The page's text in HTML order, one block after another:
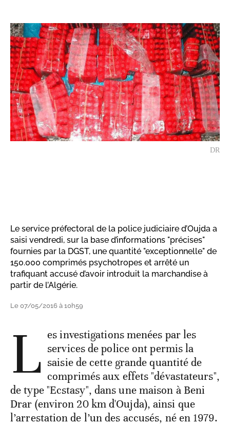
DR
Le service préfectoral de la police judiciaire d’Oujda a
saisi vendredi, sur la base d’informations "précises"
fournies par la DGST, une quantité "exceptionnelle" de
150.000 comprimés psychotropes et arrêté un
trafiquant accusé d’avoir introduit la marchandise à
partir de l’Algérie.
Le 07/05/2016 à 10h59
L es investigations menées par les
services de police ont permis la
saisie de cette grande quantité de
comprimés aux effets "dévastateurs",
de type "Ecstasy", dans une maison à Beni
Drar (environ 20 km d'Oujda), ainsi que
l’arrestation de l’un des accusés, né en 1979.